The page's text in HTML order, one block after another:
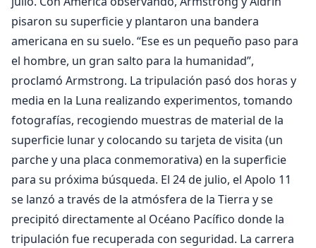
pisaron su superficie y plantaron una bandera
americana en su suelo. “Ese es un pequeño paso para
el hombre, un gran salto para la humanidad”,
proclamó Armstrong. La tripulación pasó dos horas y
media en la Luna realizando experimentos, tomando
fotografías, recogiendo muestras de material de la
superficie lunar y colocando su tarjeta de visita (un
parche y una placa conmemorativa) en la superficie
para su próxima búsqueda. El 24 de julio, el Apolo 11
se lanzó a través de la atmósfera de la Tierra y se
precipitó directamente al Océano Pacífico donde la
tripulación fue recuperada con seguridad. La carrera